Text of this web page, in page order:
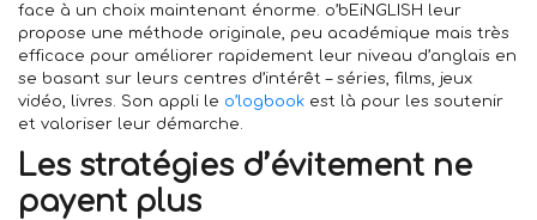
face à un choix maintenant énorme. o’bEiNGLISH leur
propose une méthode originale, peu académique mais très
efficace pour améliorer rapidement leur niveau d’anglais en
se basant sur leurs centres d’intérêt – séries, films, jeux
vidéo, livres. Son appli le o’logbook est là pour les soutenir
et valoriser leur démarche.
Les stratégies d’évitement ne
payent plus